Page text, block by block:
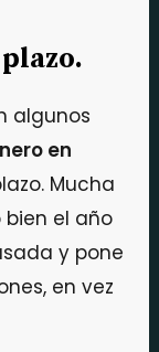
algunos
en
Mucha
el año
y pone
en vez